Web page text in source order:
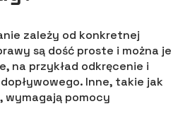
zależy od konkretnej
są dość proste i można je
na przykład odkręcenie i
Inne, takie jak
pomocy